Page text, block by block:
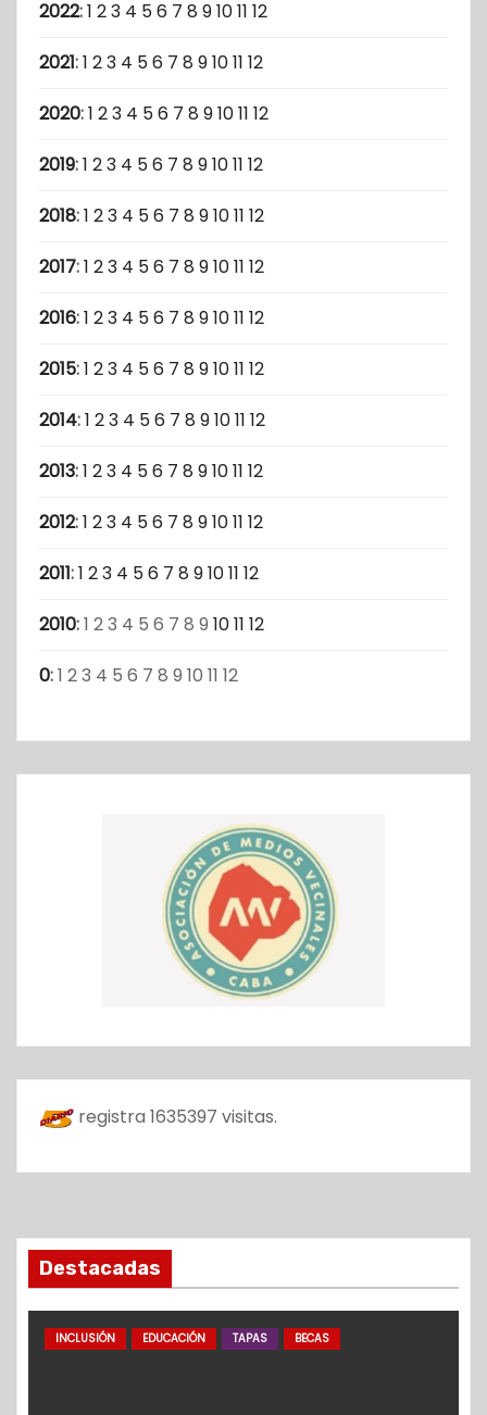
2022:1 23 4 56 7 8 91011 12
2021:1 23 4 56 7 8 91011 12
2020:1 23 4 56 7 8 91011 12
2019:1 23 4 56 7 8 91011 12
2018:1 23 4 56 7 8 91011 12
2017:1 23 4 56 7 8 91011 12
2016:1 23 4 56 7 8 91011 12
2015:1 23 4 56 7 8 91011 12
2014:1 23 4 56 7 8 91011 12
2013:1 23 4 56 7 8 91011 12
2012:1 23 4 56 7 8 91011 12
2011:1 23 4 56 7 8 91011 12
2010:1 23 4 5 6 7 8 9 1011 12
0:1 23 4 5 6 7 8 9 10 11 12
registra 1635397 visitas.
Destacadas
INCLUSIÓN EDUCACIÓN TAPAS BECAS